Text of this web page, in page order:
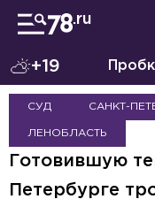
+19
СУД САНКТ-
ЛЕНОБЛАСТЬ
Готовившую
Петербурге